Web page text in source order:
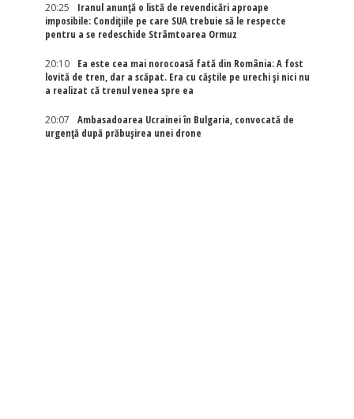
20:25
Iranul anunță o listă de revendicări aproape
imposibile: Condițiile pe care SUA trebuie să le respecte
pentru a se redeschide Strâmtoarea Ormuz
20:10
Ea este cea mai norocoasă fată din România: A fost
lovită de tren, dar a scăpat. Era cu căștile pe urechi și nici nu
a realizat că trenul venea spre ea
20:07
Ambasadoarea Ucrainei în Bulgaria, convocată de
urgență după prăbușirea unei drone